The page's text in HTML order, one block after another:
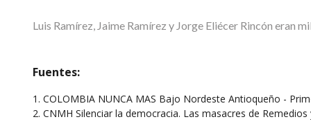
Luis Ramírez, Jaime Ramírez y Jorge Eliécer Rincón eran
Fuentes:
2. CNMH Silenciar la democracia. Las masacres de